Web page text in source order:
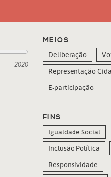
2020
MEIOS
Deliberação
Representação
E-participação
FINS
Igualdade Social
Inclusão Política
Responsividade